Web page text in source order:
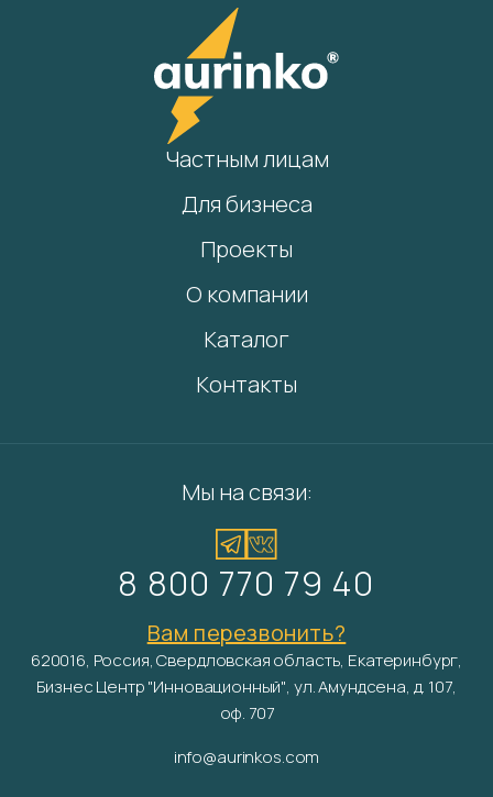
Частным лицам
Для бизнеса
Проекты
О компании
Каталог
Контакты
Мы на связи:
8 800 770 79 40
Вам перезвонить?
620016, Россия, Свердловская область, Екатеринбург,
Бизнес Центр "Инновационный", ул. Амундсена, д. 107,
оф. 707
info@aurinkos.com